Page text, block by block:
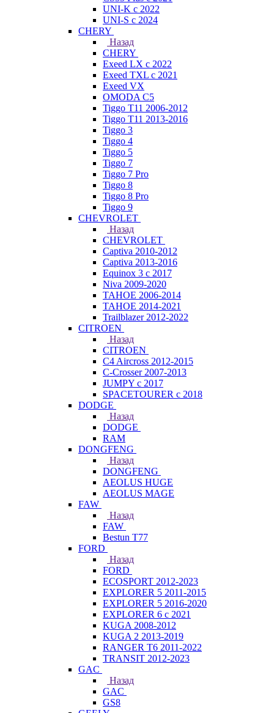
UNI-K с 2022
UNI-S с 2024
CHERY
Назад
CHERY
Exeed LX с 2022
Exeed TXL с 2021
Exeed VX
OMODA C5
Tiggo T11 2006-2012
Tiggo T11 2013-2016
Tiggo 3
Tiggo 4
Tiggo 5
Tiggo 7
Tiggo 7 Pro
Tiggo 8
Tiggo 8 Pro
Tiggo 9
CHEVROLET
Назад
CHEVROLET
Captiva 2010-2012
Captiva 2013-2016
Equinox 3 с 2017
Niva 2009-2020
TAHOE 2006-2014
TAHOE 2014-2021
Trailblazer 2012-2022
CITROEN
Назад
CITROEN
C4 Aircross 2012-2015
C-Crosser 2007-2013
JUMPY с 2017
SPACETOURER с 2018
DODGE
Назад
DODGE
RAM
DONGFENG
Назад
DONGFENG
AEOLUS HUGE
AEOLUS MAGE
FAW
Назад
FAW
Bestun T77
FORD
Назад
FORD
ECOSPORT 2012-2023
EXPLORER 5 2011-2015
EXPLORER 5 2016-2020
EXPLORER 6 с 2021
KUGA 2008-2012
KUGA 2 2013-2019
RANGER T6 2011-2022
TRANSIT 2012-2023
GAC
Назад
GAC
GS8